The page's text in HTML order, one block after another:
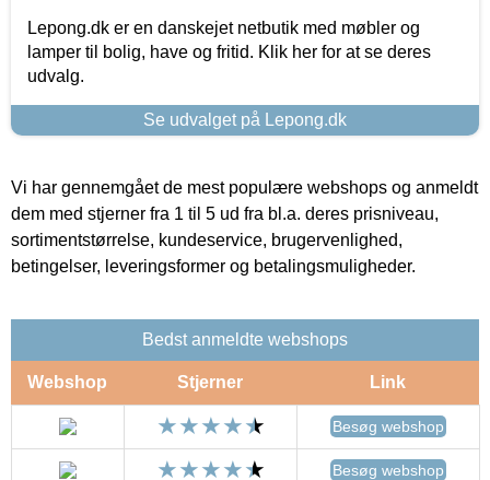
Lepong.dk er en danskejet netbutik med møbler og
lamper til bolig, have og fritid. Klik her for at se deres
udvalg.
Se udvalget på Lepong.dk
Vi har gennemgået de mest populære webshops og anmeldt
dem med stjerner fra 1 til 5 ud fra bl.a. deres prisniveau,
sortimentstørrelse, kundeservice, brugervenlighed,
betingelser, leveringsformer og betalingsmuligheder.
Bedst anmeldte webshops
Webshop Stjerner Link
Besøg webshop
Besøg webshop